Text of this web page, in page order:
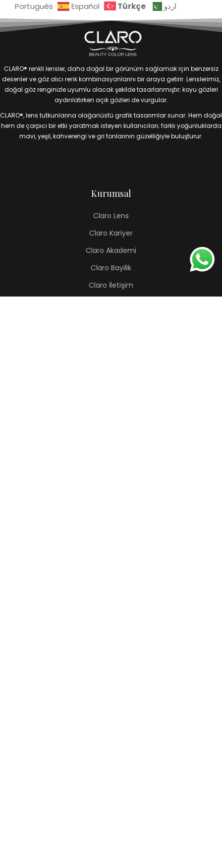
Português
Español Türkçe اردو
CLARO® renkli lensler, daha doğal bir görünüm sağlamak için benzersiz
desenler ve göz alıcı renk kombinasyonlarını bir araya getirir. Lenslerimiz,
doğal göz renginizle uyumlu olacak şekilde tasarlanmıştır; koyu gözleri
aydınlatırken açık gözleri de vurgular.
CLARO®, lens tutkunlarına olağanüstü grafik tasarımlar sunar. Hem doğal
hem de çarpıcı bir etki yaratmak isteyen kullanıcıları; farklı yoğunluklarda
mavi, yeşil, kahverengi ve gri tonlarının güzelliğiyle buluşturur.
Kurumsal
Claro Lens
Claro Kariyer
Claro Akademi
Claro Bayilik
Claro İletişim